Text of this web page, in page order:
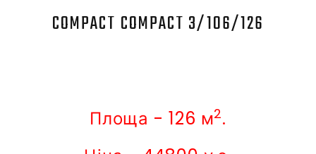
COMPACT COMPACT 3/106/126
Площа - 126 м2.